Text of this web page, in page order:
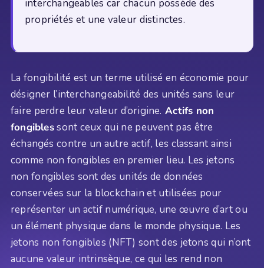
interchangeables car chacun possède des
propriétés et une valeur distinctes.
La fongibilité est un terme utilisé en économie pour
désigner l’interchangeabilité des unités sans leur
faire perdre leur valeur d’origine. Actifs non
fongiblessont ceux qui ne peuvent pas être
échangés contre un autre actif, les classant ainsi
comme non fongibles en premier lieu. Les jetons
non fongibles sont des unités de données
conservées sur la blockchain et utilisées pour
représenter un actif numérique, une œuvre d’art ou
un élément physique dans le monde physique. Les
jetons non fongibles (NFT) sont des jetons qui n’ont
aucune valeur intrinsèque, ce qui les rend non